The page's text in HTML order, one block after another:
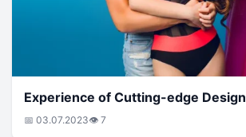
Experience of Cutting-edge Design
📅 03.07.2023👁 7